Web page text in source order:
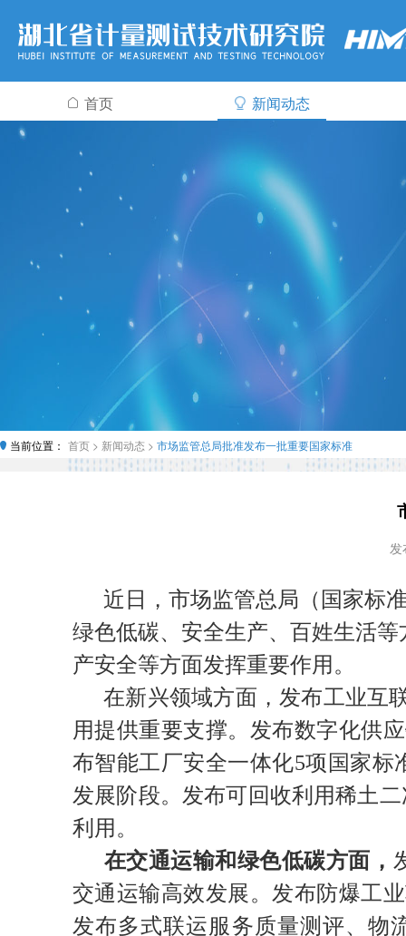
首页 新闻动态
当前位置： 首页 > 新闻动态 > 市场监管总局批准发布一批重要国家标准
发
近日，市场监管总局（国家标
绿色低碳、安全生产、百姓生活
产安全等方面发挥重要作用。
在新兴领域方面，发布工业互
用提供重要支撑。发布数字化供
布智能工厂安全一体化5项国家
发展阶段。发布可回收利用稀土
利用。
在交通运输和绿色低碳方面，
交通运输高效发展。发布防爆工
发布多式联运服务质量测评、物